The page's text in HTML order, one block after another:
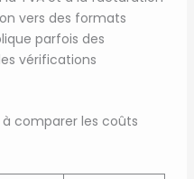
vers des formats
parfois des
vérifications
comparer les coûts